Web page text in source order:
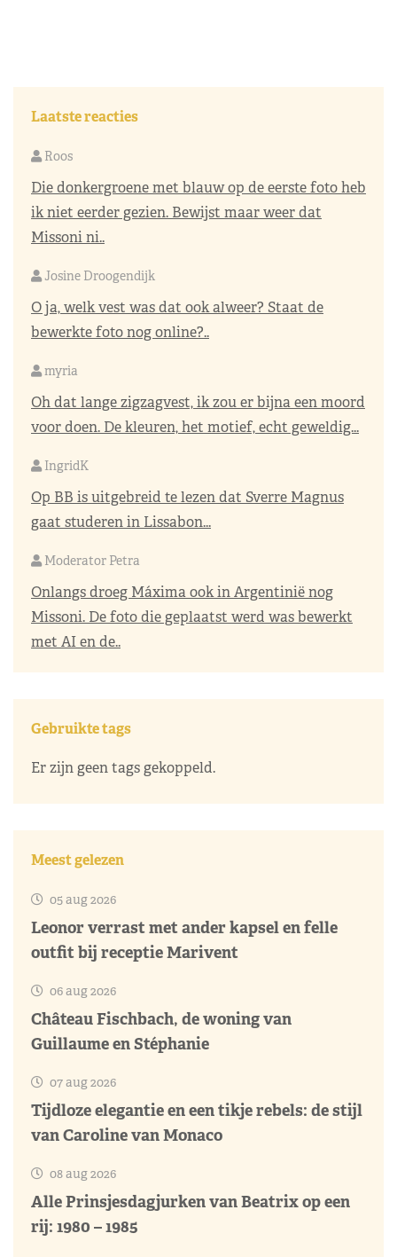
Laatste reacties
Roos
Die donkergroene met blauw op de eerste foto heb
ik niet eerder gezien. Bewijst maar weer dat
Missoni ni..
Josine Droogendijk
O ja, welk vest was dat ook alweer? Staat de
bewerkte foto nog online?..
myria
Oh dat lange zigzagvest, ik zou er bijna een moord
voor doen. De kleuren, het motief, echt geweldig...
IngridK
Op BB is uitgebreid te lezen dat Sverre Magnus
gaat studeren in Lissabon...
Moderator Petra
Onlangs droeg Máxima ook in Argentinië nog
Missoni. De foto die geplaatst werd was bewerkt
met AI en de..
Gebruikte tags
Er zijn geen tags gekoppeld.
Meest gelezen
05 aug 2026
Leonor verrast met ander kapsel en felle
outfit bij receptie Marivent
06 aug 2026
Château Fischbach, de woning van
Guillaume en Stéphanie
07 aug 2026
Tijdloze elegantie en een tikje rebels: de stijl
van Caroline van Monaco
08 aug 2026
Alle Prinsjesdagjurken van Beatrix op een
rij: 1980 – 1985